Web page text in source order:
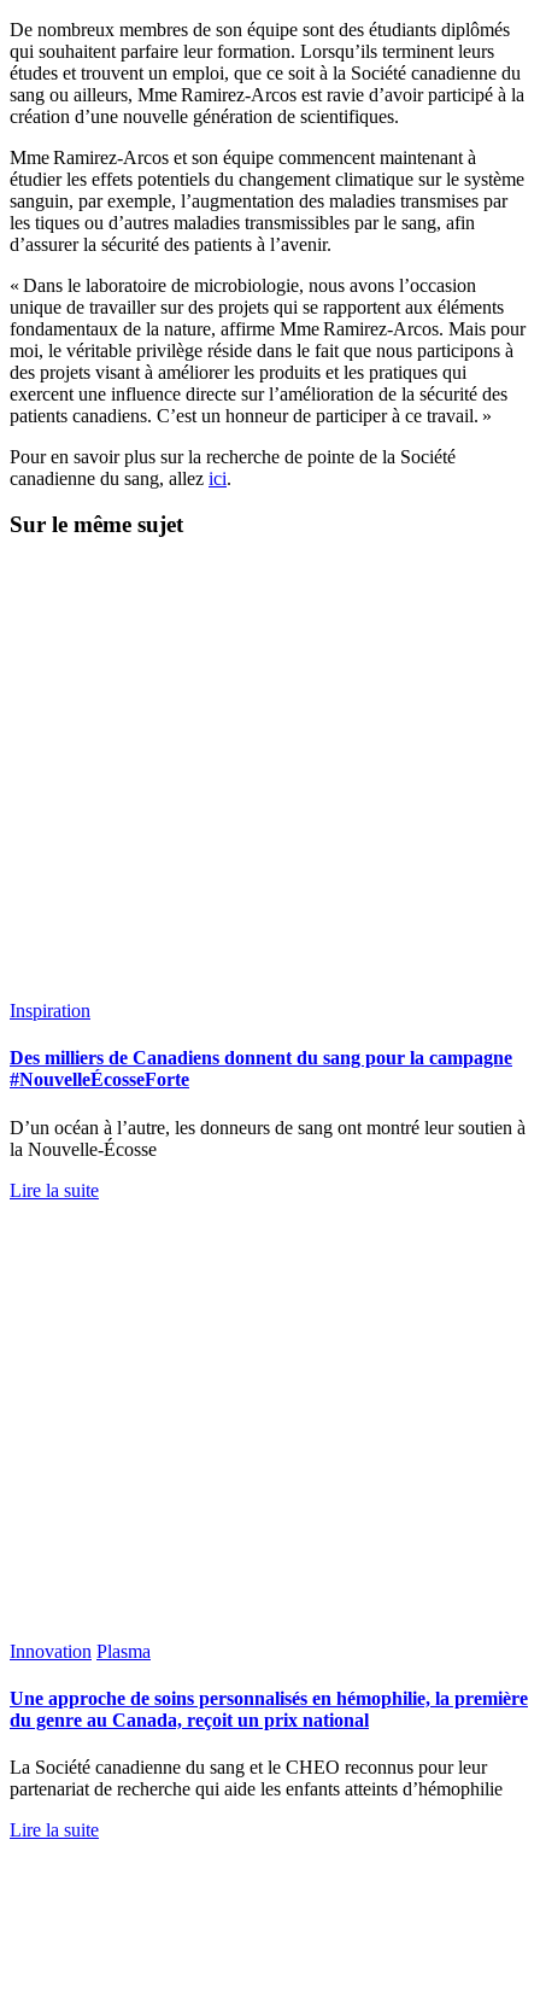
De nombreux membres de son équipe sont des étudiants diplômés
qui souhaitent parfaire leur formation. Lorsqu’ils terminent leurs
études et trouvent un emploi, que ce soit à la Société canadienne du
sang ou ailleurs, Mme Ramirez-Arcos est ravie d’avoir participé à la
création d’une nouvelle génération de scientifiques.
Mme Ramirez-Arcos et son équipe commencent maintenant à
étudier les effets potentiels du changement climatique sur le système
sanguin, par exemple, l’augmentation des maladies transmises par
les tiques ou d’autres maladies transmissibles par le sang, afin
d’assurer la sécurité des patients à l’avenir.
« Dans le laboratoire de microbiologie, nous avons l’occasion
unique de travailler sur des projets qui se rapportent aux éléments
fondamentaux de la nature, affirme Mme Ramirez-Arcos. Mais pour
moi, le véritable privilège réside dans le fait que nous participons à
des projets visant à améliorer les produits et les pratiques qui
exercent une influence directe sur l’amélioration de la sécurité des
patients canadiens. C’est un honneur de participer à ce travail. »
Pour en savoir plus sur la recherche de pointe de la Société
canadienne du sang, allez ici.
Sur le même sujet
Inspiration
Des milliers de Canadiens donnent du sang pour la campagne
#NouvelleÉcosseForte
D’un océan à l’autre, les donneurs de sang ont montré leur soutien à
la Nouvelle-Écosse
Lire la suite
Innovation Plasma
Une approche de soins personnalisés en hémophilie, la première
du genre au Canada, reçoit un prix national
La Société canadienne du sang et le CHEO reconnus pour leur
partenariat de recherche qui aide les enfants atteints d’hémophilie
Lire la suite